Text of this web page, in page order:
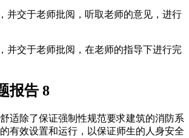
并交于老师批阅，听取老师的意见，进行
并交于老师批阅，在老师的指导下进行完
报告 8
适除了保证强制性规范要求建筑的消防系
有效设置和运行，以保证师生的人身安全